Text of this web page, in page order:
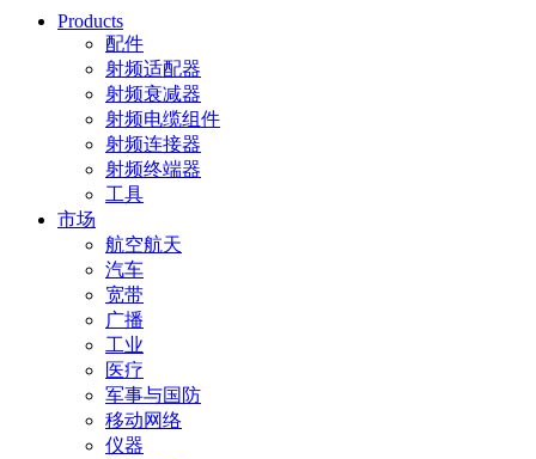
Products
配件
射频适配器
射频衰减器
射频电缆组件
射频连接器
射频终端器
工具
市场
航空航天
汽车
宽带
广播
工业
医疗
军事与国防
移动网络
仪器